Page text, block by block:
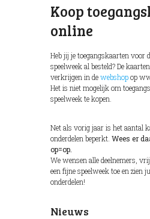
Koop
online
Heb jij je toegangskaarten voor
speelweek al besteld? De
verkrijgen in dewebshopop
Het is niet mogelijk om
speelweek te kopen.
Net als vorig jaar is het aantal
onderdelen beperkt. Wees er
op=op.
We wensen alle deelnemers,
een fijne speelweek toe en zien
onderdelen!
Nieuws